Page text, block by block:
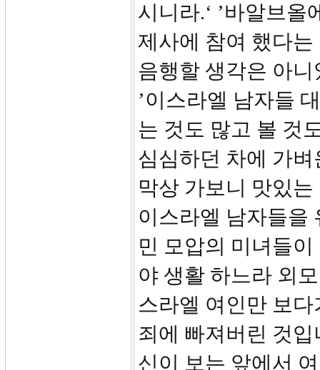
시니라.‘ ’바알브
제사에 참여 했다
음행할 생각은 아
’이스라엘 남자들
는 것도 많고 볼 것
심심하던 차에 가
막상 가보니 맛있
이스라엘 남자들을
민 모압의 미녀들
야 생활 하느라 외
스라엘 여인만 보
죄에 빠져버린 것
신이 보는 앞에서